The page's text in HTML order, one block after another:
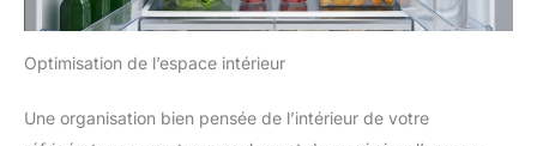
Optimisation de l’espace intérieur
Une organisation bien pensée de l’intérieur de votre